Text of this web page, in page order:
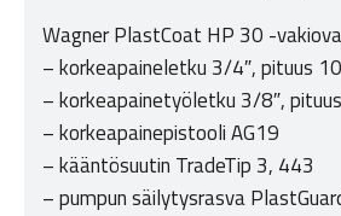
Wagner PlastCoat HP 30 -
– korkeapaineletku 3/4″, pituus
– korkeapainetyöletku 3/8″,
– korkeapainepistooli AG19
– kääntösuutin TradeTip 3, 443
– pumpun säilytysrasva